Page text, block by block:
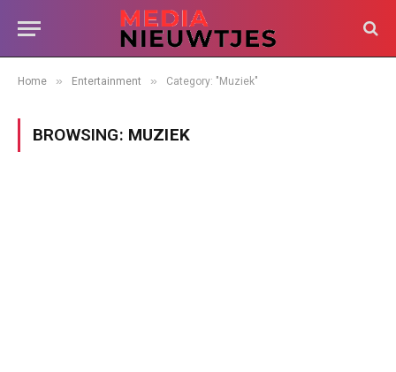
Home » Entertainment » Category: "Muziek"
BROWSING: MUZIEK